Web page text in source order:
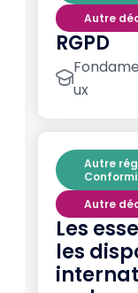
Autre
RGPD
ux
Autre
Autre
Les
les